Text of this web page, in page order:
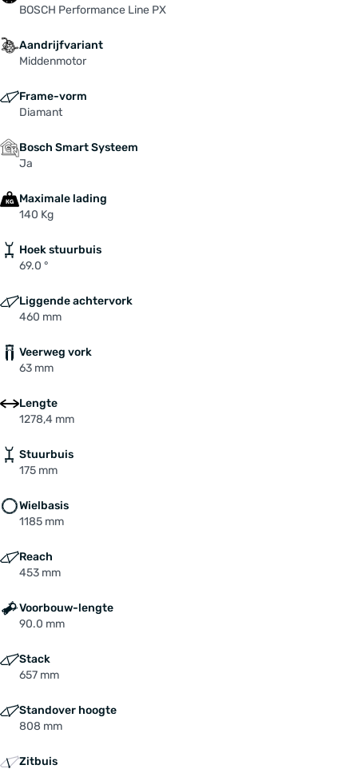
mit Ganganzeige
Faceplatemount sandblasted anodized black
Voorvork: SUNTOUR "SF19-NEX-E25C NLO",
DISC, QR15 700C
corners
BOSCH Performance Line PX
Aandrijfvariant
Middenmotor
Frame-vorm
Diamant
Bosch Smart Systeem
Ja
Maximale lading
140 Kg
Hoek stuurbuis
69.0 °
Liggende achtervork
460 mm
Veerweg vork
63 mm
Lengte
1278,4 mm
Stuurbuis
175 mm
Wielbasis
1185 mm
Reach
453 mm
Voorbouw-lengte
90.0 mm
Stack
657 mm
Standover hoogte
808 mm
Zitbuis